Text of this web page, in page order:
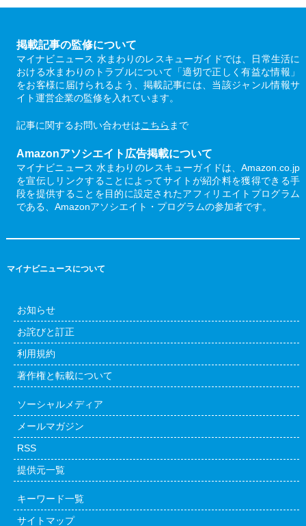
掲載記事の監修について
マイナビニュース 水まわりのレスキューガイドでは、日常生活に
おける水まわりのトラブルについて「適切で正しく有益な情報」
をお客様に届けられるよう、掲載記事には、当該ジャンル情報サ
イト運営企業の監修を入れています。
記事に関するお問い合わせはこちら まで
Amazonアソシエイト広告掲載について
マイナビニュース 水まわりのレスキューガイドは、Amazon.co.jp
を宣伝しリンクすることによってサイトが紹介料を獲得できる手
段を提供することを目的に設定されたアフィリエイトプログラム
である、Amazonアソシエイト・プログラムの参加者です。
マイナビニュースについて
お知らせ
お詫びと訂正
利用規約
著作権と転載について
ソーシャルメディア
メールマガジン
RSS
提供元一覧
キーワード一覧
サイトマップ